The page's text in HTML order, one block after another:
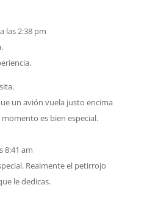
las 2:38 pm
un avión vuela justo encima
es bien especial.
8:41 am
Realmente el petirrojo
le dedicas.